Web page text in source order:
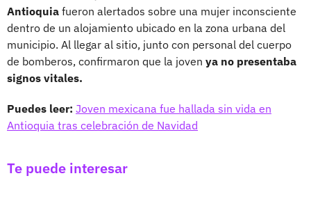
Antioquia fueron alertados sobre una mujer inconsciente
dentro de un alojamiento ubicado en la zona urbana del
municipio. Al llegar al sitio, junto con personal del cuerpo
de bomberos, confirmaron que la joven ya no presentaba
signos vitales.
Puedes leer: Joven mexicana fue hallada sin vida en
Antioquia tras celebración de Navidad
Te puede interesar